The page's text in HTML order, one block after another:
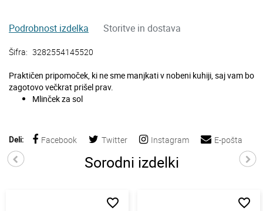
Podrobnost izdelka Storitve in dostava
Šifra: 3282554145520
Praktičen pripomoček, ki ne sme manjkati v nobeni kuhiji, saj vam bo
zagotovo večkrat prišel prav.
Mlinček za sol
Deli: Facebook Twitter Instagram E-pošta
Sorodni izdelki
favorite_border favorite_border